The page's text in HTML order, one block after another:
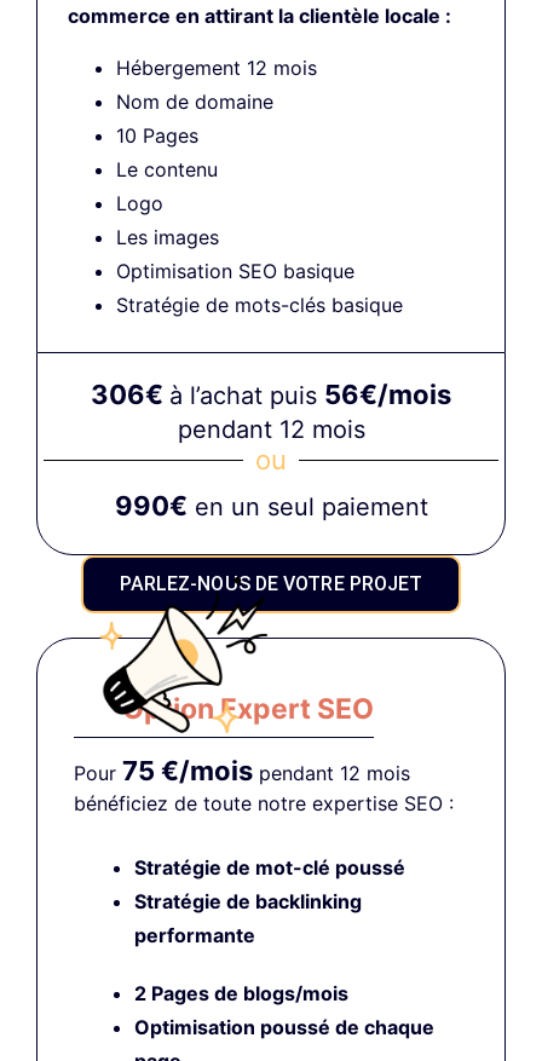
commerce en attirant la clientèle locale :
Hébergement 12 mois
Nom de domaine
10 Pages
Le contenu
Logo
Les images
Optimisation SEO basique
Stratégie de mots-clés basique
306€ à l’achat puis 56€/mois
pendant 12 mois
ou
990€ en un seul paiement
PARLEZ-NOUS DE VOTRE PROJET
Option Expert SEO
Pour 75 €/mois pendant 12 mois
bénéficiez de toute notre expertise SEO :
Stratégie de mot-clé poussé
Stratégie de backlinking
performante
2 Pages de blogs/mois
Optimisation poussé de chaque